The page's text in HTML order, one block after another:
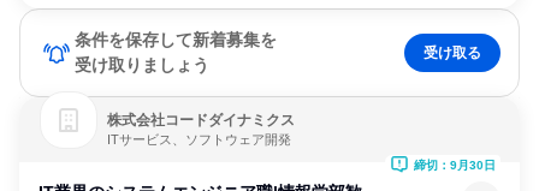
条件を保存して新着募集を
受け取りましょう
受け取る
株式会社コードダイナミクス
ITサービス、ソフトウェア開発
締切：9月30日